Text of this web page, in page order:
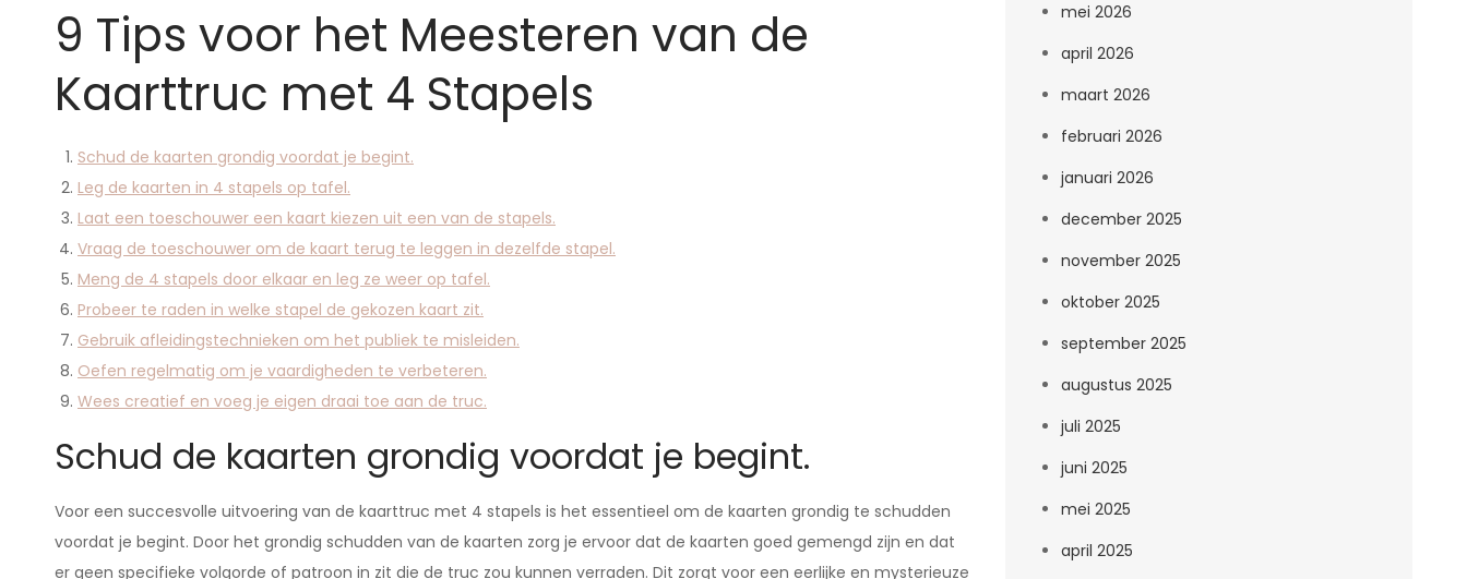
9 Tips voor het Meesteren van de
Kaarttruc met 4 Stapels
Schud de kaarten grondig voordat je begint.
Leg de kaarten in 4 stapels op tafel.
Laat een toeschouwer een kaart kiezen uit een van de stapels.
Vraag de toeschouwer om de kaart terug te leggen in dezelfde stapel.
Meng de 4 stapels door elkaar en leg ze weer op tafel.
Probeer te raden in welke stapel de gekozen kaart zit.
Gebruik afleidingstechnieken om het publiek te misleiden.
Oefen regelmatig om je vaardigheden te verbeteren.
Wees creatief en voeg je eigen draai toe aan de truc.
Schud de kaarten grondig voordat je begint.
Voor een succesvolle uitvoering van de kaarttruc met 4 stapels is het essentieel om de kaarten grondig te schudden
voordat je begint. Door het grondig schudden van de kaarten zorg je ervoor dat de kaarten goed gemengd zijn en dat
er geen specifieke volgorde of patroon in zit die de truc zou kunnen verraden. Dit zorgt voor een eerlijke en mysterieuze
mei 2026
april 2026
maart 2026
februari 2026
januari 2026
december 2025
november 2025
oktober 2025
september 2025
augustus 2025
juli 2025
juni 2025
mei 2025
april 2025